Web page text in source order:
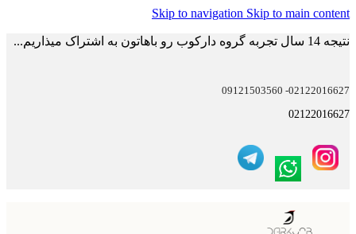
Skip to navigation Skip to main content
نتیجه 14 سال تجربه گروه دارکوب رو باهاتون به اشتراک میذاریم...
02122016627- 09121503560
02122016627